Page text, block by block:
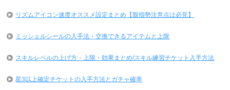
リズムアイコン速度オススメ設定まとめ【親指勢注意点は必見】
ミッシェルシールの入手法・交換できるアイテムと上限
スキルレベルの上げ方・上限・効果まとめ/スキル練習チケット入手方法
星3以上確定チケットの入手方法とガチャ確率